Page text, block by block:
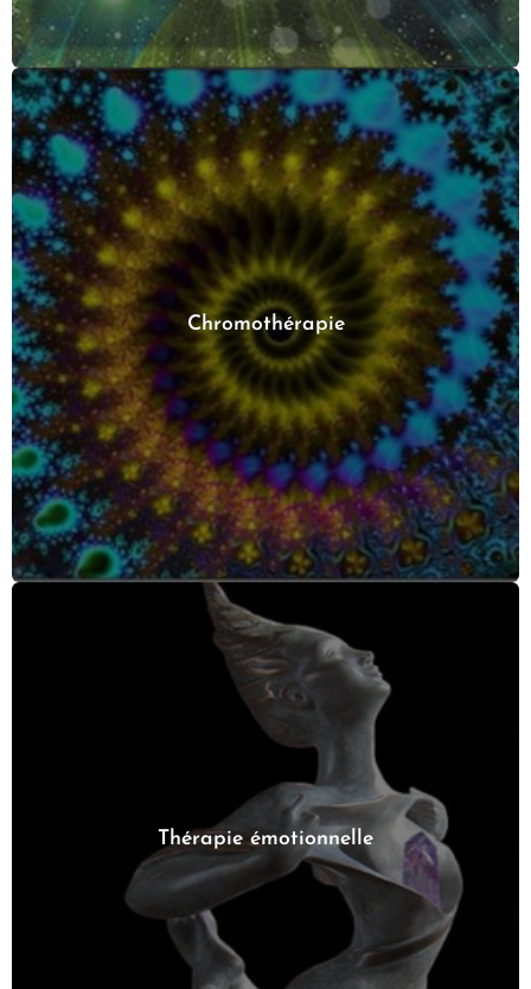
Chromothérapie
Thérapie émotionnelle